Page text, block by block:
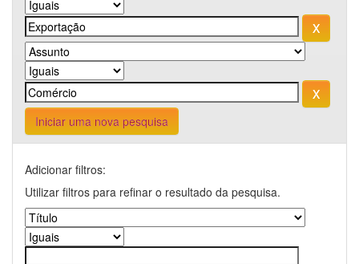
Iniciar uma nova pesquisa
Adicionar filtros:
Utilizar filtros para refinar o resultado da pesquisa.